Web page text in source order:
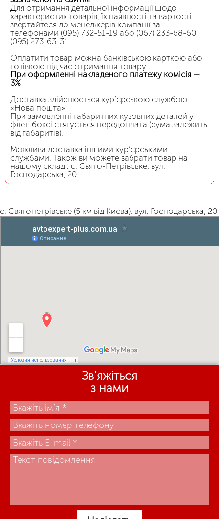
Для отримання детальної інформації щодо
характеристик товарів, їх наявності та вартості
звертайтеся до менеджерів компанії за
телефонами (095) 732-51-19 або (067) 233-68-60,
(095) 273-63-31.
Оплатити товар можна банківською карткою або
готівкою під час отримання товару.
При оформленні накладеного платежу комісія —
3%
Доставка здійснюється кур’єрською службою
«Нова пошта».
При замовленні габаритних кузовних деталей у
флет-боксі стягується передоплата (сума залежить
від габаритів).
Можлива доставка іншими кур’єрськими
службами. Також ви можете забрати товар на
нашому складі: с. Свято-Петрівське, вул.
Господарська, 20.
с. Святопетрівське (5 км від Києва), вул. Господарська, 20
Зв’яжіться
з нами